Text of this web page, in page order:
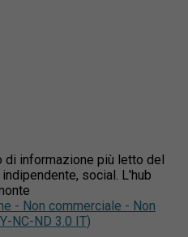
informazione più letto del
social. L'hub
- Non commerciale - Non
NC-ND 3.0 IT)